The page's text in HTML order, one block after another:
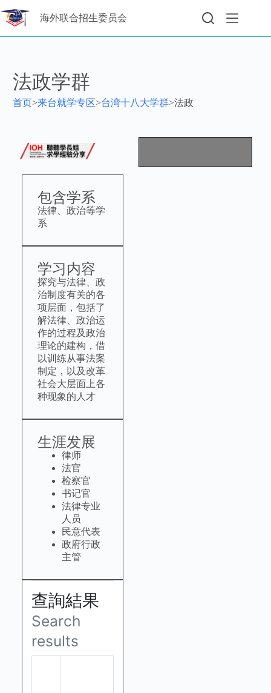
海外联合招生委员会
法政学群
首页>来台就学专区>台湾十八大学群>法政
包含学系
法律、政治等学
系
学习内容
探究与法律、政
治制度有关的各
项层面，包括了
解法律、政治运
作的过程及政治
理论的建构，借
以训练从事法案
制定，以及改革
社会大层面上各
种现象的人才
生涯发展
律师
法官
检察官
书记官
法律专业
人员
民意代表
政府行政
主管